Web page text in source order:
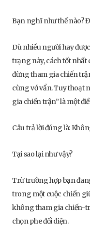
Bạn nghĩ như thế nào?
Dù nhiều người hay
trạng này, cách tốt nhất
đừng tham gia chiến
cùng vớ vẩn. Tuy thoạt
gia chiến trận” là một
Câu trả lời đúng là:
Tại sao lại như vậy?
Trừ trường hợp bạn
trong một cuộc chiến
không tham gia chiến-
chọn phe đối diện.